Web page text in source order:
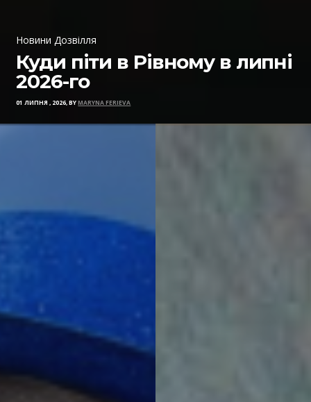
Новини Дозвілля
Куди піти в Рівному в липні
2026-го
01 ЛИПНЯ , 2026, BYMARYNA FERIEVA